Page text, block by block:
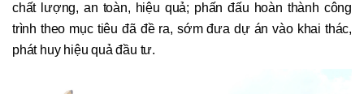
chất lượng, an toàn, hiệu quả; phấn đấu hoàn thành công
trình theo mục tiêu đã đề ra, sớm đưa dự án vào khai thác,
phát huy hiệu quả đầu tư.